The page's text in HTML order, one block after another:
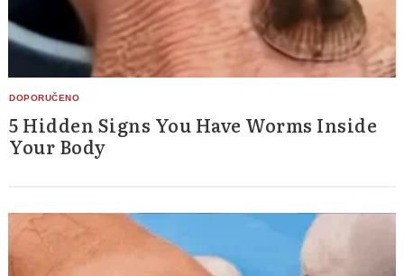
5 Hidden Signs You Have Worms Inside
Your Body